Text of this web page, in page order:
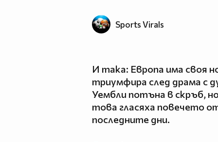
Sports Virals
И така: Европа има своя
триумфира след драма с
Уембли потъна в скръб,
това гласяха повечето
последните дни.